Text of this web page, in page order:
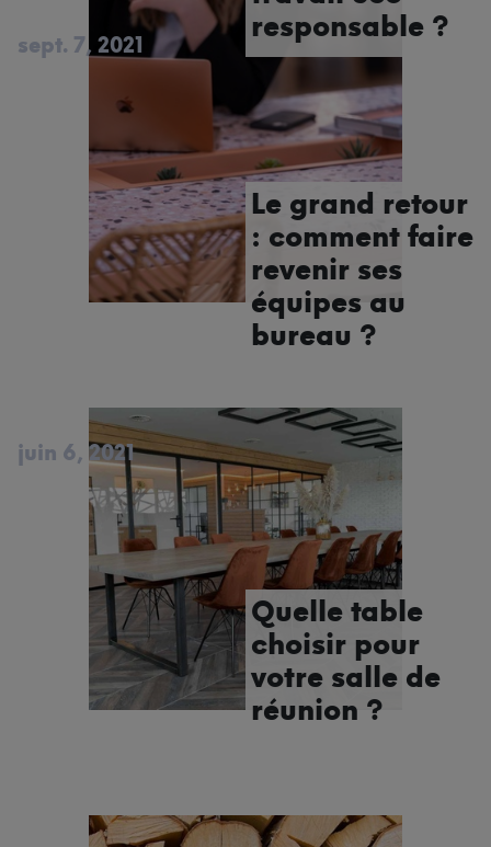
responsable ?
Le grand retour
: comment faire
revenir ses
équipes au
bureau ?
sept. 7, 2021
Quelle table
choisir pour
votre salle de
réunion ?
juin 6, 2021